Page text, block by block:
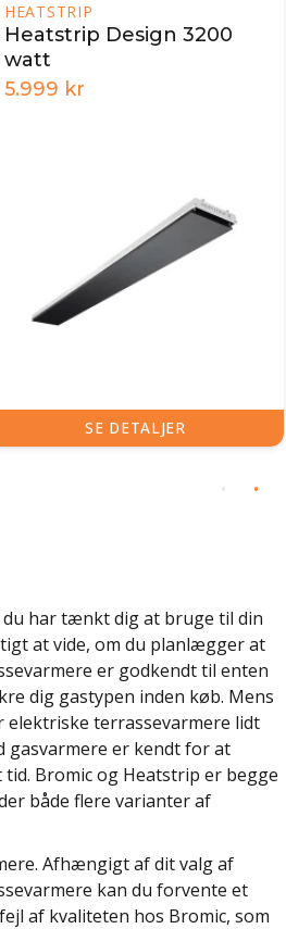
Design 3200
kr
SE DETALJER
har tænkt dig at bruge til din
at vide, om du planlægger at
er godkendt til enten
dig gastypen inden køb. Mens
terrassevarmere lidt
gasvarmere er kendt for at
Bromic og Heatstrip er begge
både flere varianter af
Afhængigt af dit valg af
kan du forvente et
af kvaliteten hos Bromic, som